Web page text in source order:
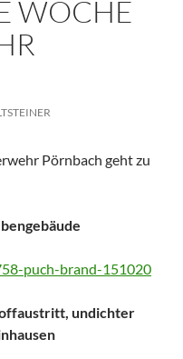
WOCHE
Pörnbach geht zu
puch-brand-151020
undichter